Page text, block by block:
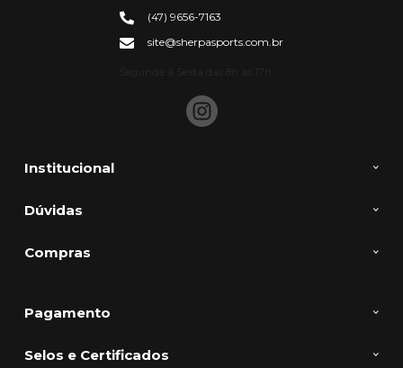
Institucional
Dúvidas
Compras
(47) 9656-7163
site@sherpasports.com.br
Pagamento
Selos e Certificados